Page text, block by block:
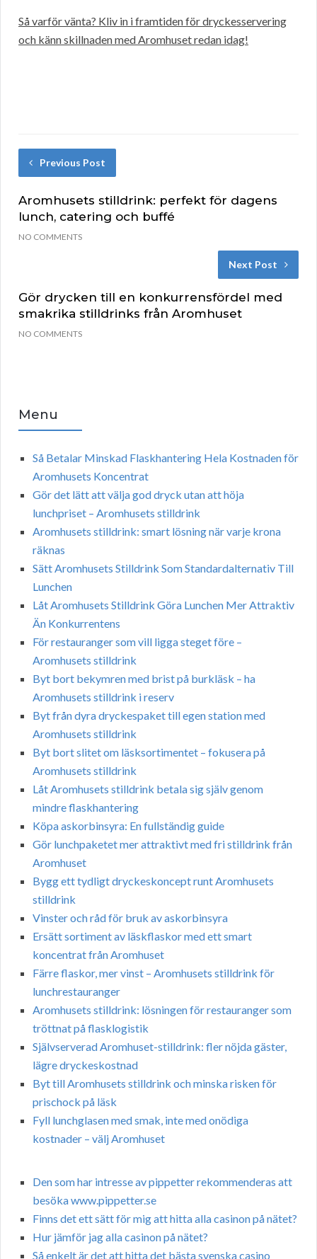
Så varför vänta? Kliv in i framtiden för dryckesservering
och känn skillnaden med Aromhuset redan idag!
Previous Post
Aromhusets stilldrink: perfekt för dagens
lunch, catering och buffé
NO COMMENTS
Next Post
Gör drycken till en konkurrensfördel med
smakrika stilldrinks från Aromhuset
NO COMMENTS
Menu
Så Betalar Minskad Flaskhantering Hela Kostnaden för
Aromhusets Koncentrat
Gör det lätt att välja god dryck utan att höja
lunchpriset – Aromhusets stilldrink
Aromhusets stilldrink: smart lösning när varje krona
räknas
Sätt Aromhusets Stilldrink Som Standardalternativ Till
Lunchen
Låt Aromhusets Stilldrink Göra Lunchen Mer Attraktiv
Än Konkurrentens
För restauranger som vill ligga steget före –
Aromhusets stilldrink
Byt bort bekymren med brist på burkläsk – ha
Aromhusets stilldrink i reserv
Byt från dyra dryckespaket till egen station med
Aromhusets stilldrink
Byt bort slitet om läsksortimentet – fokusera på
Aromhusets stilldrink
Låt Aromhusets stilldrink betala sig själv genom
mindre flaskhantering
Köpa askorbinsyra: En fullständig guide
Gör lunchpaketet mer attraktivt med fri stilldrink från
Aromhuset
Bygg ett tydligt dryckeskoncept runt Aromhusets
stilldrink
Vinster och råd för bruk av askorbinsyra
Ersätt sortiment av läskflaskor med ett smart
koncentrat från Aromhuset
Färre flaskor, mer vinst – Aromhusets stilldrink för
lunchrestauranger
Aromhusets stilldrink: lösningen för restauranger som
tröttnat på flasklogistik
Självserverad Aromhuset-stilldrink: fler nöjda gäster,
lägre dryckeskostnad
Byt till Aromhusets stilldrink och minska risken för
prischock på läsk
Fyll lunchglasen med smak, inte med onödiga
kostnader – välj Aromhuset
Den som har intresse av pippetter rekommenderas att
besöka www.pippetter.se
Finns det ett sätt för mig att hitta alla casinon på nätet?
Hur jämför jag alla casinon på nätet?
Så enkelt är det att hitta det bästa svenska casino